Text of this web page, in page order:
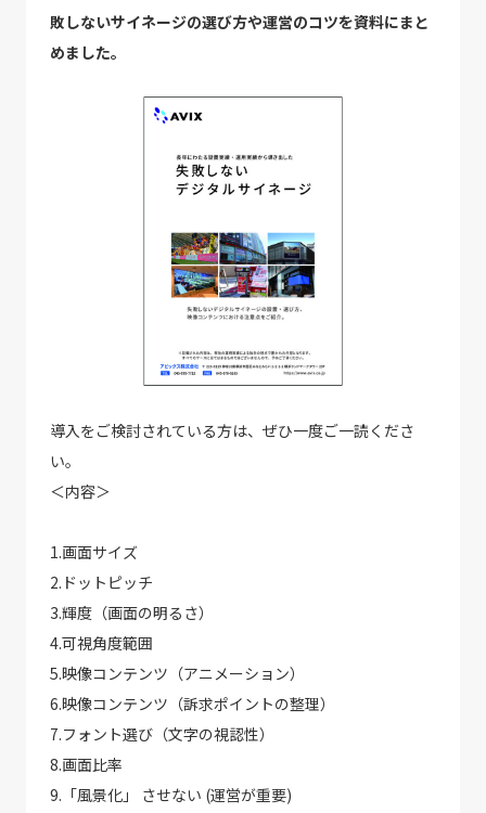
敗しないサイネージの選び方や運営のコツを資料にまと
めました。
導入をご検討されている方は、ぜひ一度ご一読くださ
い。
＜内容＞
1.画面サイズ
2.ドットピッチ
3.輝度（画面の明るさ）
4.可視角度範囲
5.映像コンテンツ（アニメーション）
6.映像コンテンツ（訴求ポイントの整理）
7.フォント選び（文字の視認性）
8.画面比率
9.「風景化」 させない (運営が重要)